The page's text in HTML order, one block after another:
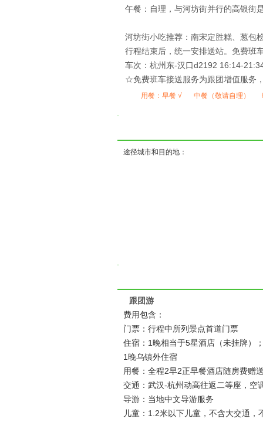
午餐：自理，与河坊街并行的高银街
河坊街小吃推荐：南宋定胜糕、葱包
行程结束后，统一安排送站。免费班
车次：杭州东-汉口d2192 16:14-
☆免费班车接送服务为跟团增值服务
用餐： 早餐 √ 中餐（敬请自理）
途径城市和目的地：
跟团游
费用包含：
门票：行程中所列景点首道门票
住宿：1晚相当于5星酒店（未挂牌）
1晚乌镇外住宿
用餐：全程2早2正早餐酒店随房费赠
交通：武汉-杭州动高往返二等座，空
导游：当地中文导游服务
儿童：1.2米以下儿童，不含大交通